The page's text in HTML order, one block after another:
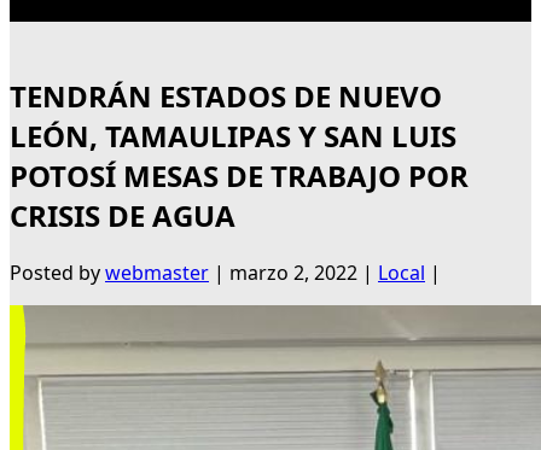
TENDRÁN ESTADOS DE NUEVO
LEÓN, TAMAULIPAS Y SAN LUIS
POTOSÍ MESAS DE TRABAJO POR
CRISIS DE AGUA
Posted bywebmaster | marzo 2, 2022 | Local |